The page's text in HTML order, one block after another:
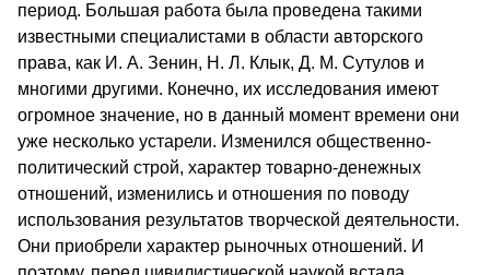
период. Большая работа была проведена такими
известными специалистами в области авторского
права, как И. А. Зенин, Н. Л. Клык, Д. М. Сутулов и
многими другими. Конечно, их исследования имеют
огромное значение, но в данный момент времени они
уже несколько устарели. Изменился общественно-
политический строй, характер товарно-денежных
отношений, изменились и отношения по поводу
использования результатов творческой деятельности.
Они приобрели характер рыночных отношений. И